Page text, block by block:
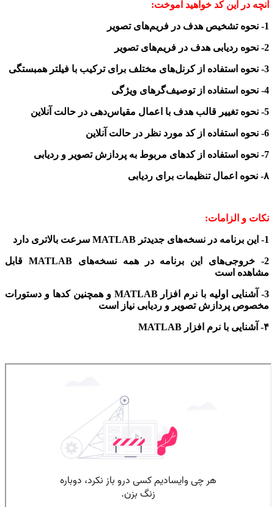
آنچه در این کد خواهید آموخت:
1- نحوه تشخیص هدف در فریم‌های تصویر
2- نحوه ردیابی هدف در فریم‌های تصویر
3- نحوه استفاده از کرنل‌های مختلف برای ترکیب با فیلتر همبستگی
4- نحوه استفاده از توصیف‌گرهای ویژگی
5- نحوه تغییر قالب هدف با اعمال مقیاس‌دهی در حالت آنلاین
6- نحوه استفاده از کد مورد نظر در حالت آنلاین
7- نحوه استفاده از کدهای مربوط به پردازش تصویر و ردیابی
۸- نحوه اعمال تنظیمات برای ردیابی
نکات و الزامات:
1- این برنامه در نسخه‌های جدیدتر MATLAB سرعت بالاتری دارد
2- خروجی‌های این برنامه در همه نسخه‌های MATLAB قابل
مشاهده است
3- آشنایی اولیه با نرم افزار MATLAB و همچنین کدها و دستورات
مخصوص پردازش تصویر و ردیابی نیاز است
۴- آشنایی با نرم افزار MATLAB